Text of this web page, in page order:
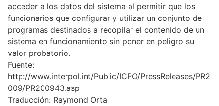
acceder a los datos del sistema al permitir que los
funcionarios que configurar y utilizar un conjunto de
programas destinados a recopilar el contenido de un
sistema en funcionamiento sin poner en peligro su
valor probatorio.
Fuente:
http://www.interpol.int/Public/ICPO/PressReleases/PR2
009/PR200943.asp
Traducción: Raymond Orta